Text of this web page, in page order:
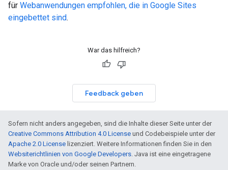
für Webanwendungen empfohlen, die in Google Sites
eingebettet sind.
War das hilfreich?
Feedback geben
Sofern nicht anders angegeben, sind die Inhalte dieser Seite unter der
Creative Commons Attribution 4.0 License und Codebeispiele unter der
Apache 2.0 License lizenziert. Weitere Informationen finden Sie in den
Websiterichtlinien von Google Developers. Java ist eine eingetragene
Marke von Oracle und/oder seinen Partnern.